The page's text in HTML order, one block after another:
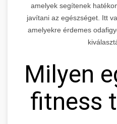
amelyek segítenek
javítani az egészséget. Itt
amelyekre érdemes
Milyen
fitness